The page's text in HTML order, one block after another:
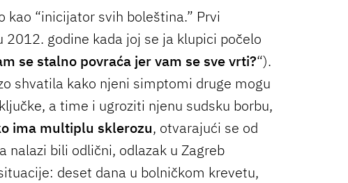
kao “inicijator svih boleština.” Prvi
godine kada joj se ja klupici počelo
se stalno povraća jer vam se sve vrti?“).
shvatila kako njeni simptomi druge mogu
a time i ugroziti njenu sudsku borbu,
ima multiplu sklerozu, otvarajući se od
nalazi bili odlični, odlazak u Zagreb
deset dana u bolničkom krevetu,